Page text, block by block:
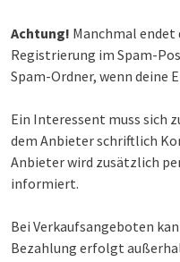
Achtung! Manchmal
Registrierung im Spam-
Spam-Ordner, wenn deine
Ein Interessent muss sich
dem Anbieter schriftlich
Anbieter wird zusätzlich
informiert.
Bei Verkaufsangeboten
Bezahlung erfolgt